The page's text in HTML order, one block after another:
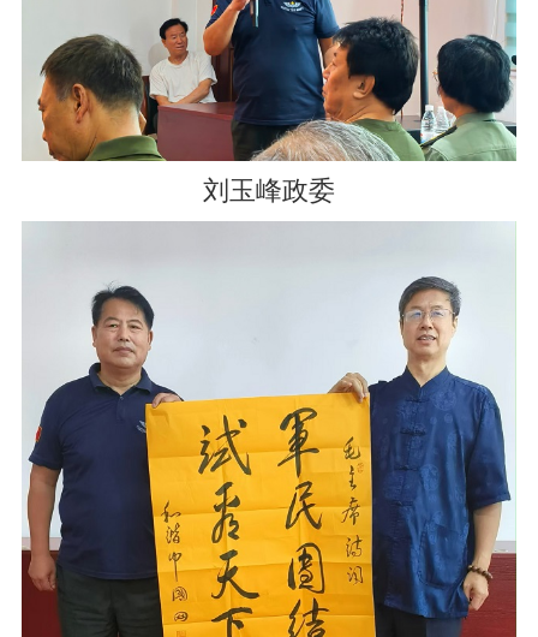
刘玉峰政委